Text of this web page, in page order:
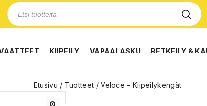
KIIPEILY VAPAALASKU RETKEILY &
Etusivu / Tuotteet /Veloce – Kiipeilykengät